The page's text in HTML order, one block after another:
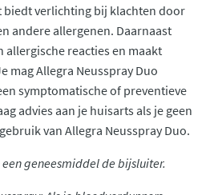
biedt verlichting bij klachten door
andere allergenen. Daarnaast
allergische reacties en maakt
mag Allegra Neusspray Duo
symptomatische of preventieve
advies aan je huisarts als je geen
van Allegra Neusspray Duo.
geneesmiddel de bijsluiter.